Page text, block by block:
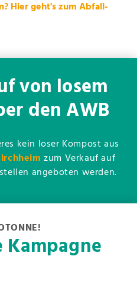
Hier geht's zum Abfall-
von losem
den AWB
kein loser Kompost aus
zum Verkauf auf
angeboten werden.